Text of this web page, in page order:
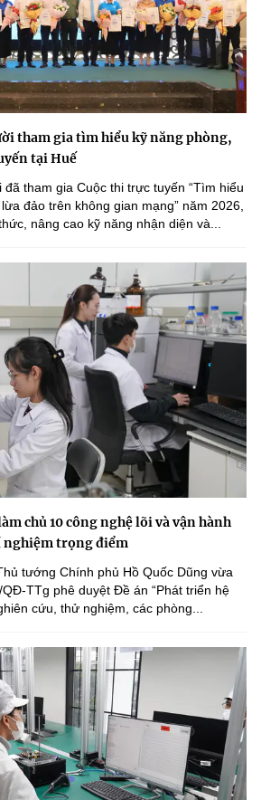
tham gia tìm hiểu kỹ năng phòng,
tại Huế
tham gia Cuộc thi trực tuyến “Tìm hiểu
đảo trên không gian mạng” năm 2026,
nâng cao kỹ năng nhận diện và...
chủ 10 công nghệ lõi và vận hành
trọng điểm
tướng Chính phủ Hồ Quốc Dũng vừa
TTg phê duyệt Đề án “Phát triển hệ
cứu, thử nghiệm, các phòng...